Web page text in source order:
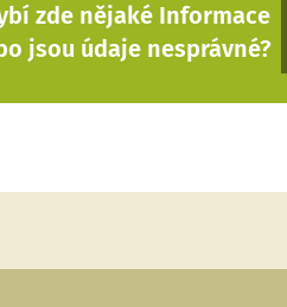
zde nějaké Informace
jsou údaje nesprávné?